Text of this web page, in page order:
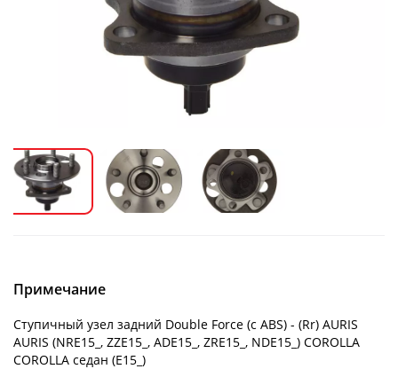
Примечание
Ступичный узел задний Double Force (с ABS) - (Rr) AURIS
AURIS (NRE15_, ZZE15_, ADE15_, ZRE15_, NDE15_) COROLLA
COROLLA седан (E15_)